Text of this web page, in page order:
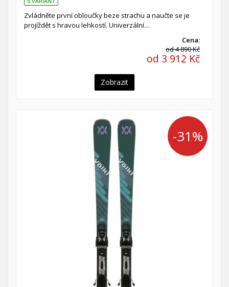
Zvládněte první obloučky beze strachu a naučte se je
projíždět s hravou lehkostí. Univerzální…
Cena:
od 4 890 Kč
od 3 912 Kč
Zobrazit
-31%